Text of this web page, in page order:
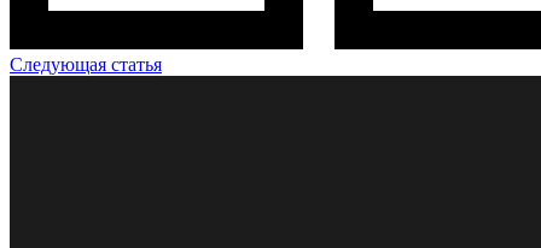
Следующая статья